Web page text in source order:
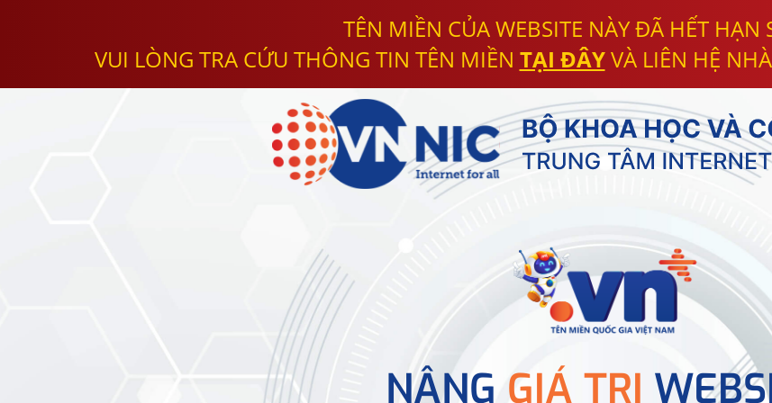
TÊN MIỀN CỦA WEBSITE NÀY ĐÃ HẾT HẠN
VUI LÒNG TRA CỨU THÔNG TIN TÊN MIỀN TẠI ĐÂYVÀ LIÊN HỆ
NÂNG GIÁ TRỊ